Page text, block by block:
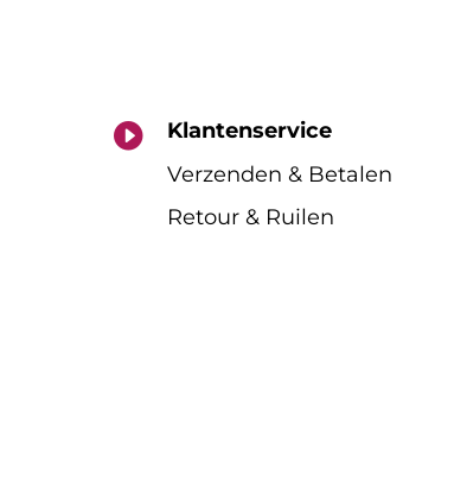

Klantenservice
Verzenden & Betalen
Retour & Ruilen